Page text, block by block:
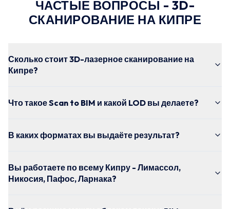
ЧАСТЫЕ ВОПРОСЫ - 3D-
СКАНИРОВАНИЕ НА КИПРЕ
Сколько стоит 3D-лазерное сканирование на
Кипре?
Что такое Scan to BIM и какой LOD вы делаете?
В каких форматах вы выдаёте результат?
Вы работаете по всему Кипру - Лимассол,
Никосия, Пафос, Ларнака?